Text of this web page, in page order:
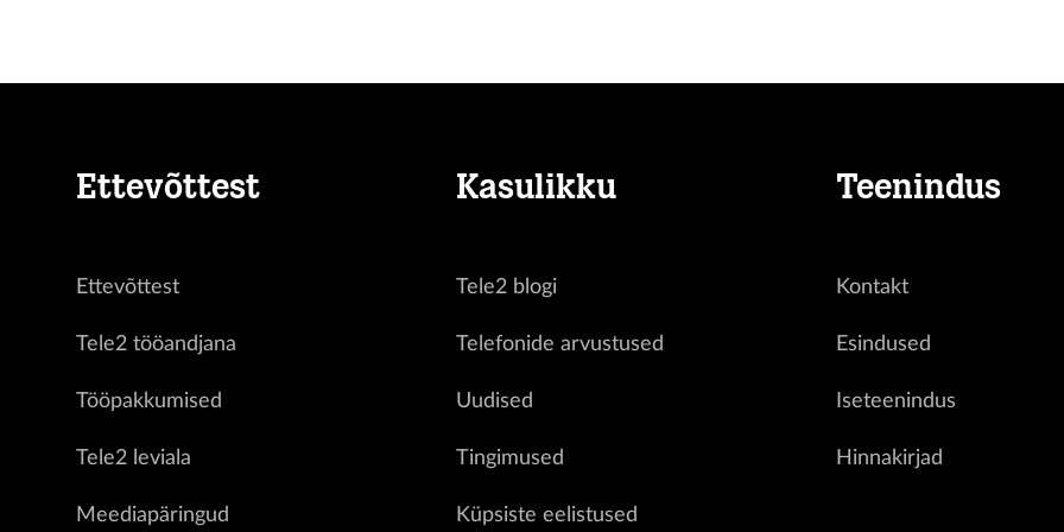
Ettevõttest
Ettevõttest
Tele2 tööandjana
Tööpakkumised
Tele2 leviala
Meediapäringud
Kasulikku
Tele2 blogi
Telefonide arvustused
Uudised
Tingimused
Küpsiste eelistused
Teenindus
Kontakt
Esindused
Iseteenindus
Hinnakirjad